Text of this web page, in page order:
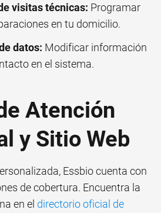
visitas técnicas: Programar
en tu domicilio.
datos: Modificar información
en el sistema.
Atención
y Sitio Web
Essbio cuenta con
de cobertura. Encuentra la
en el directorio oficial de